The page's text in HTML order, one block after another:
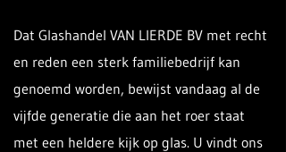
Dat Glashandel VAN LIERDE BV met recht
en reden een sterk familiebedrijf kan
genoemd worden, bewijst vandaag al de
vijfde generatie die aan het roer staat
met een heldere kijk op glas. U vindt ons